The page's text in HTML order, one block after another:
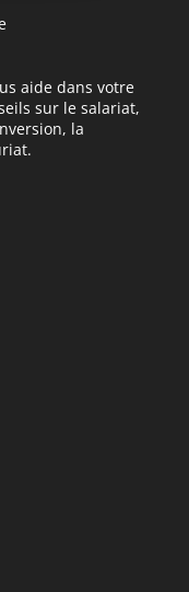
aide dans votre
sur le salariat,
la